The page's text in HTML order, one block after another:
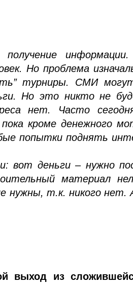
Но проблема
турниры. СМИ
Но это никто не
нет. Часто
кроме денежного
попытки поднять
вот деньги – нужно
материал
нужны, т.к. никого нет.
выход из